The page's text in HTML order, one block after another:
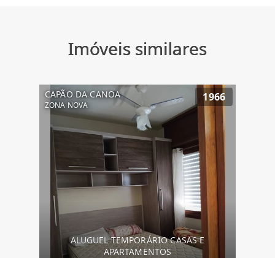
Imóveis similares
CAPÃO DA CANOA
ZONA NOVA
1966
ALUGUEL TEMPORÁRIO CASAS E
APARTAMENTOS